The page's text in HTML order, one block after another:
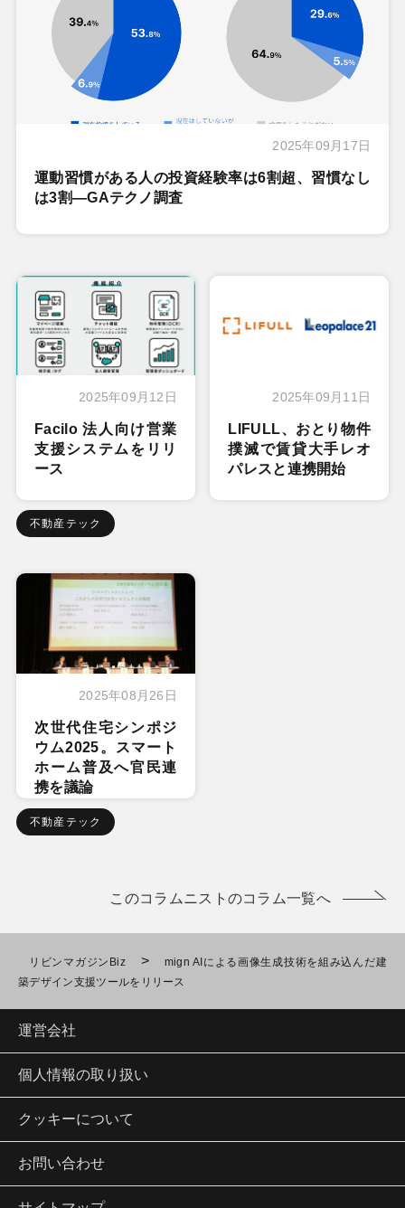
2025年09月17日
運動習慣がある人の投資経験率は6割超、習慣なし
は3割―GAテクノ調査
2025年09月12日
Facilo 法人向け営業
支援システムをリリ
ース
不動産テック
2025年09月11日
LIFULL、おとり物件
撲滅で賃貸大手レオ
パレスと連携開始
2025年08月26日
次世代住宅シンポジ
ウム2025。スマート
ホーム普及へ官民連
携を議論
不動産テック
このコラムニストのコラム一覧へ
リビンマガジンBiz >
mign AIによる画像生成技術を組み込んだ建
築デザイン支援ツールをリリース
運営会社
個人情報の取り扱い
クッキーについて
お問い合わせ